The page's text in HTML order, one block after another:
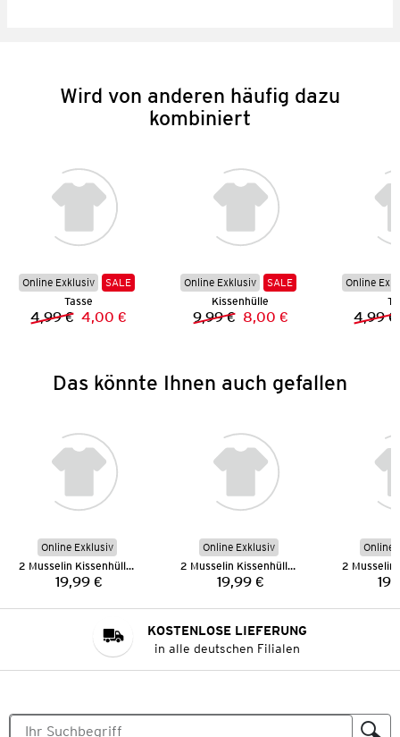
Wird von anderen häufig dazu
kombiniert
Online Exklusiv
SALE
Tasse
Vorheriger Preis:
4,99 € Neuer Preis:
4,00 €
Online Exklusiv
SALE
Kissenhülle
Vorheriger Preis:
9,99 € Neuer Preis:
8,00 €
Online
4,99 €
Das könnte Ihnen auch gefallen
Online Exklusiv
2 Musselin Kissenhüllen
Preis:
19,99 €
Online Exklusiv
2 Musselin Kissenhüllen
Preis:
19,99 €
Online
KOSTENLOSE LIEFERUNG
in alle deutschen Filialen